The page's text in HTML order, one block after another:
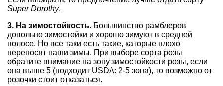
Super Dorothy.
3. На зимостойкость. Большинство рамблеров
довольно зимостойки и хорошо зимуют в средней
полосе. Но все таки есть такие, каторые плохо
переносят наши зимы. При выборе сорта розы
обратите внимание на зону зимостойкости розы, если
она выше 5 (подходит USDA: 2-5 зона), то возможно от
розочки стоит отказаться.